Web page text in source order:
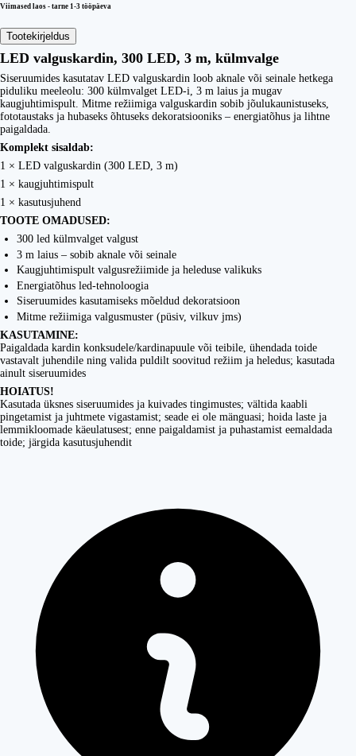
Viimased laos - tarne 1-3 tööpäeva
Tootekirjeldus
LED valguskardin, 300 LED, 3 m, külmvalge
Siseruumides kasutatav LED valguskardin loob aknale või seinale hetkega
piduliku meeleolu: 300 külmvalget LED-i, 3 m laius ja mugav
kaugjuhtimispult. Mitme režiimiga valguskardin sobib jõulukaunistuseks,
fototaustaks ja hubaseks õhtuseks dekoratsiooniks – energiatõhus ja lihtne
paigaldada.
Komplekt sisaldab:
1 × LED valguskardin (300 LED, 3 m)
1 × kaugjuhtimispult
1 × kasutusjuhend
TOOTE OMADUSED:
300 led külmvalget valgust
3 m laius – sobib aknale või seinale
Kaugjuhtimispult valgusrežiimide ja heleduse valikuks
Energiatõhus led-tehnoloogia
Siseruumides kasutamiseks mõeldud dekoratsioon
Mitme režiimiga valgusmuster (püsiv, vilkuv jms)
KASUTAMINE:
Paigaldada kardin konksudele/kardinapuule või teibile, ühendada toide
vastavalt juhendile ning valida puldilt soovitud režiim ja heledus; kasutada
ainult siseruumides
HOIATUS!
Kasutada üksnes siseruumides ja kuivades tingimustes; vältida kaabli
pingetamist ja juhtmete vigastamist; seade ei ole mänguasi; hoida laste ja
lemmikloomade käeulatusest; enne paigaldamist ja puhastamist eemaldada
toide; järgida kasutusjuhendit